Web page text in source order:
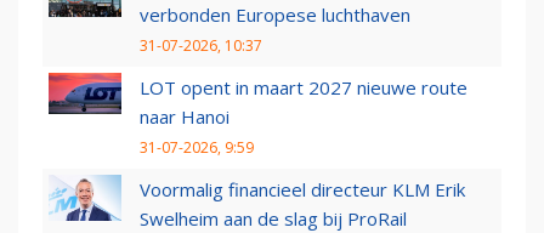
verbonden Europese luchthaven
31-07-2026, 10:37
LOT opent in maart 2027 nieuwe route
naar Hanoi
31-07-2026, 9:59
Voormalig financieel directeur KLM Erik
Swelheim aan de slag bij ProRail